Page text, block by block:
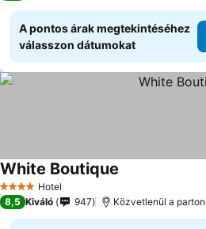
A pontos árak megtekintéséhez
válasszon dátumokat
4 KategóriaHotel
White Boutique
8,5 Kiváló 947 Közvetlenül a parton